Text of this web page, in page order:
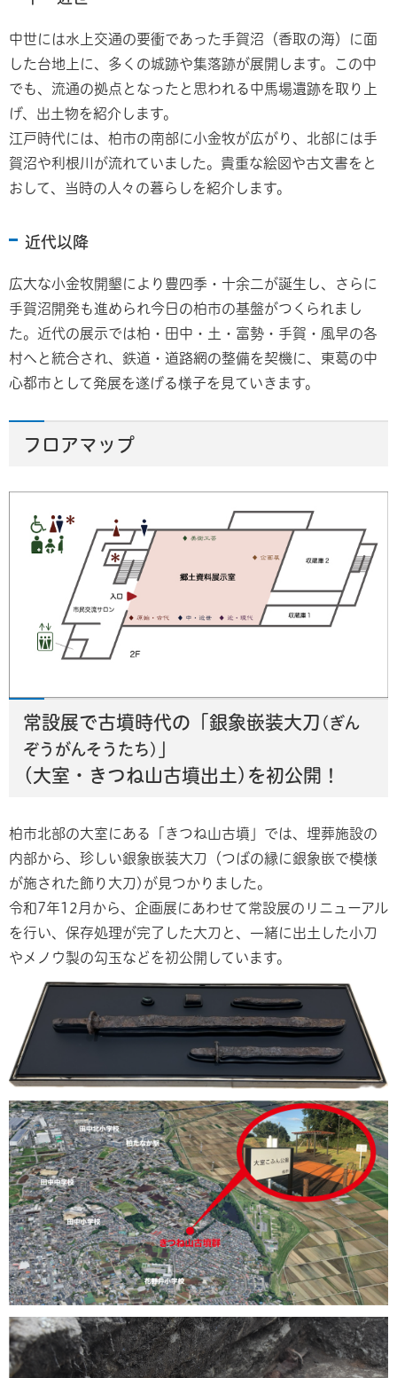
中世には水上交通の要衝であった手賀沼（香取の海）に面
した台地上に、多くの城跡や集落跡が展開します。この中
でも、流通の拠点となったと思われる中馬場遺跡を取り上
げ、出土物を紹介します。
江戸時代には、柏市の南部に小金牧が広がり、北部には手
賀沼や利根川が流れていました。貴重な絵図や古文書をと
おして、当時の人々の暮らしを紹介します。
近代以降
広大な小金牧開墾により豊四季・十余二が誕生し、さらに
手賀沼開発も進められ今日の柏市の基盤がつくられまし
た。近代の展示では柏・田中・土・富勢・手賀・風早の各
村へと統合され、鉄道・道路網の整備を契機に、東葛の中
心都市として発展を遂げる様子を見ていきます。
フロアマップ
常設展で古墳時代の「銀象嵌装大刀 (ぎん
ぞうがんそうたち) 」
(大室・きつね山古墳出土)を初公開！
柏市北部の大室にある「きつね山古墳」では、埋葬施設の
内部から、珍しい銀象嵌装大刀（つばの縁に銀象嵌で模様
が施された飾り大刀)が見つかりました。
令和7年12月から、企画展にあわせて常設展のリニューアル
を行い、保存処理が完了した大刀と、一緒に出土した小刀
やメノウ製の勾玉などを初公開しています。